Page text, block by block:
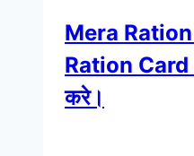
Mera Ration
Ration
करे।